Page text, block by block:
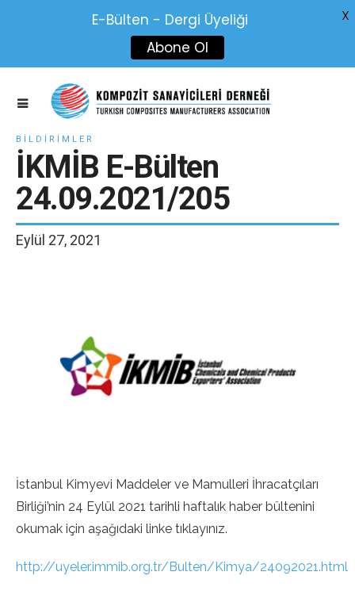
BILDIRIMLER
İKMİB E-Bülten
24.09.2021/205
Eylül 27, 2021
İstanbul Kimyevi Maddeler ve Mamulleri İhracatçıları
Birliği’nin 24 Eylül 2021 tarihli haftalık haber bültenini
okumak için aşağıdaki linke tıklayınız.
http://uyeler.immib.org.tr/Bulten/Kimya/24092021.html
E-Bülten - Dergi Üyeliği
Abone Ol
X